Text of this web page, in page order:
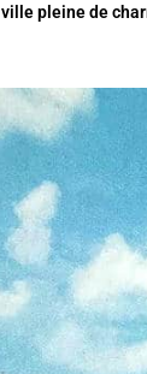
ville pleine de